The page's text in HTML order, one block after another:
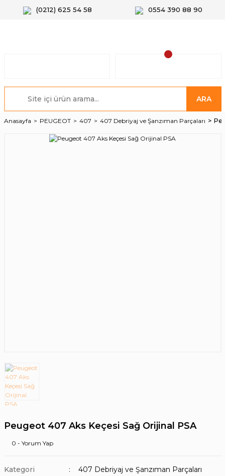
(0212) 625 54 58 0554 390 88 90
ARA
Anasayfa PEUGEOT 407 407 Debriyaj ve Şanzıman Parçaları
Peugeot 407 Aks Keçesi Sağ Orijinal PSA
0 - Yorum Yap
Kategori
407 Debriyaj ve Şanzıman Parçaları